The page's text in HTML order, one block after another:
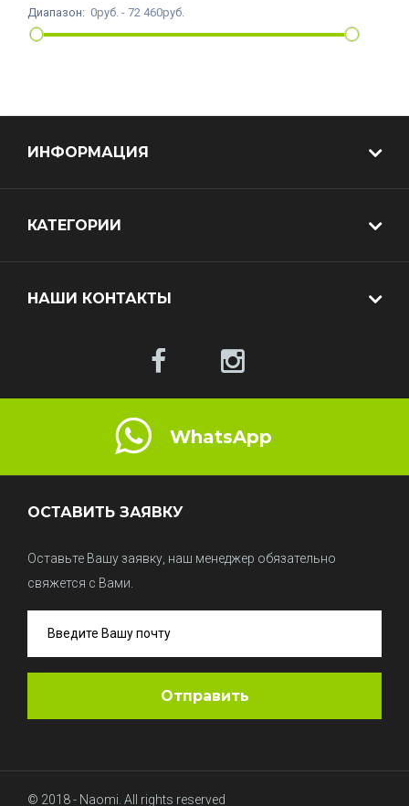
Диапазон: 0руб. - 72 460руб.
ИНФОРМАЦИЯ
© 2018 - Naomi. All rights reserved
КАТЕГОРИИ
НАШИ КОНТАКТЫ
WhatsApp
ОСТАВИТЬ ЗАЯВКУ
Оставьте Вашу заявку, наш менеджер обязательно
свяжется с Вами.